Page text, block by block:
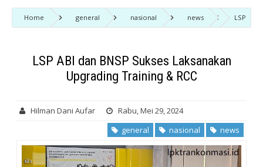
Home general nasional news
LSP
ABI dan BNSP Sukses Laksanakan Upgrading Training & RCC
LSP ABI dan BNSP Sukses Laksanakan
Upgrading Training & RCC
Hilman Dani Aufar
Rabu, Mei 29, 2024
general
nasional news